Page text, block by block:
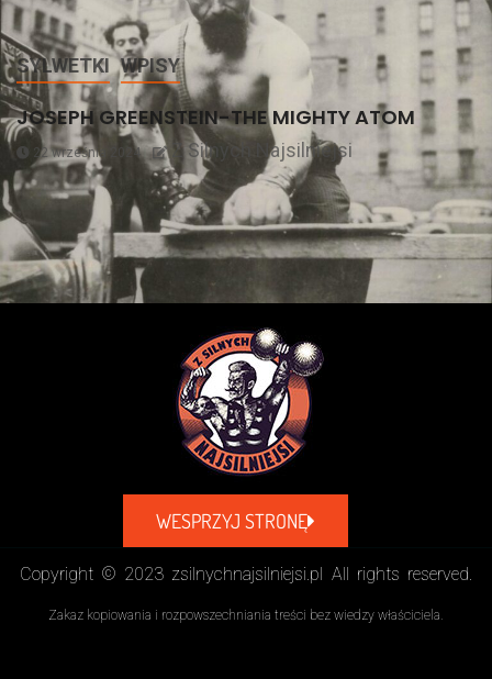
SYLWETKI WPISY
JOSEPH GREENSTEIN-THE MIGHTY ATOM
22 września 2024 Z Silnych Najsilniejsi
WESPRZYJ STRONĘ
Copyright © 2023 zsilnychnajsilniejsi.pl All rights reserved.
Zakaz kopiowania i rozpowszechniania treści bez wiedzy właściciela.